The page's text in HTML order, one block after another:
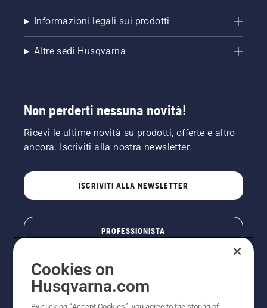
Informazioni legali sui prodotti
Altre sedi Husqvarna
Non perderti nessuna novità!
Ricevi le ultime novità su prodotti, offerte e altro
ancora. Iscriviti alla nostra newsletter.
ISCRIVITI ALLA NEWSLETTER
PROFESSIONISTA
Cookies on
Husqvarna.com